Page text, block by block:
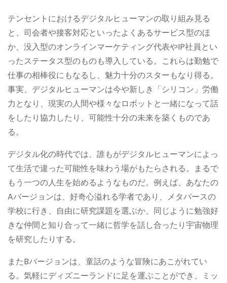
テンセントにおけるデジタルヒューマンの取り組み見る
と、司会者や接客対応といったよくあるサービス型のほ
か、没入型のオンラインマーケティング代表やIP社員とい
ったステータス型のものも導入している。これらは勤勉で
仕事の相棒役にもなるし、魅力十分のスターもなり得る。
事実、デジタルヒューマンは今や新しき「シリコン」労働
力となり、現実の人間や様々なロボットと一緒になって話
をしたり協力したり、可能性十分の未来を築くものであ
る。
デジタル化の時代では、誰もがデジタルヒューマンによっ
て生活で違った可能性を味わう場がもたらされる。まるで
もう一つの人生を始めるようなものだ。例えば、あなたの
Aバージョンは、好奇心溢れる学者であり、メタバースの
学校に行き、自由に研究課題を選ぶか、同じように勉強好
きな仲間と知り合って一緒に哲学を話し合ったり宇宙物理
を研究したりする。
またBバージョンは、童話のような冒険にあこがれてい
る。気軽にディズニーランドに足を運ぶことができ、ミッ